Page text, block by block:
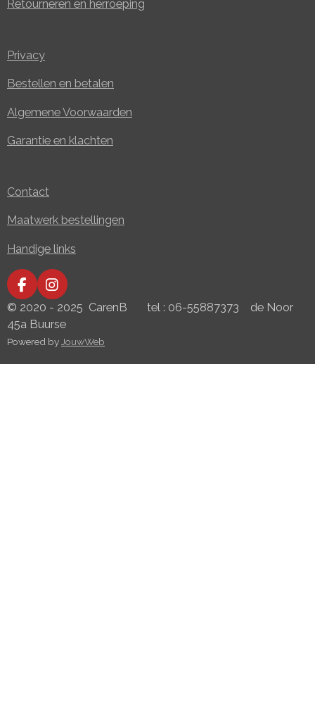
Retourneren en herroeping
Privacy
Bestellen en betalen
Algemene Voorwaarden
Garantie en klachten
Contact
Maatwerk bestellingen
Handige links
F
a
e
b
I
n
t
a
© 2020 - 2025 CarenB tel : 06-55887373 de Noor
45a Buurse
Powered by JouwWeb